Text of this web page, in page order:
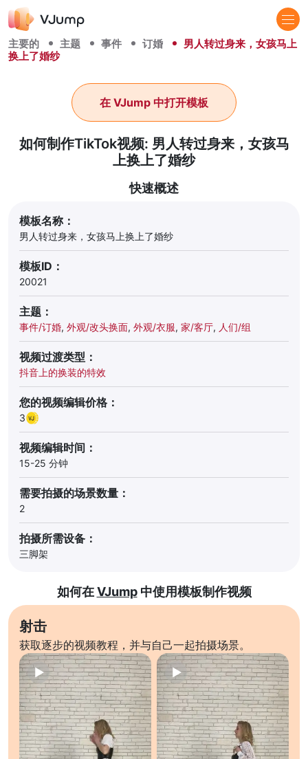
主要的 主题 事件 订婚
男人转过身来，女孩马上
换上了婚纱
如何制作TikTok视频: 男人转过身来，女孩马
上换上了婚纱
在 VJump 中打开模板
快速概述
模板名称：
男人转过身来，女孩马上换上了婚纱
模板ID：
20021
主题：
事件/订婚, 外观/改头换面, 外观/衣服, 家/客厅, 人们/组
视频过渡类型：
抖音上的换装的特效
您的视频编辑价格：
3
视频编辑时间：
15-25 分钟
需要拍摄的场景数量：
2
拍摄所需设备：
三脚架
如何在VJump中使用模板制作视频
射击
获取逐步的视频教程，并与自己一起拍摄场景。